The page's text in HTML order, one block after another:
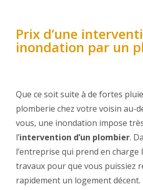
Prix d’une
inondation par un
Que ce soit suite à de fortes
plomberie chez votre voisin au-
vous, une inondation impose
l’intervention d’un plombier.
l’entreprise qui prend en charge
travaux pour que vous puissiez
rapidement un logement décent.